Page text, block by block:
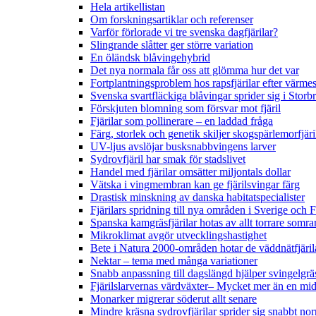
Hela artikellistan
Om forskningsartiklar och referenser
Varför förlorade vi tre svenska dagfjärilar?
Slingrande slåtter ger större variation
En öländsk blåvingehybrid
Det nya normala får oss att glömma hur det var
Fortplantningsproblem hos rapsfjärilar efter
Svenska svartfläckiga blåvingar sprider sig i
Förskjuten blomning som försvar mot fjäril
Fjärilar som pollinerare – en laddad fråga
Färg, storlek och genetik skiljer
UV-ljus avslöjar busksnabbvingens larver
Sydrovfjäril har smak för stadslivet
Handel med fjärilar omsätter miljontals dollar
Vätska i vingmembran kan ge fjärilsvingar färg
Drastisk minskning av danska habitatspecialister
Fjärilars spridning till nya områden i Sverige och
Spanska kamgräsfjärilar hotas av allt torrare
Mikroklimat avgör utvecklingshastighet
Bete i Natura 2000-områden hotar de
Nektar – tema med många variationer
Snabb anpassning till dagslängd hjälper
Fjärilslarvernas värdväxter– Mycket mer än en
Monarker migrerar söderut allt senare
Mindre kräsna sydrovfjärilar sprider sig snabbt